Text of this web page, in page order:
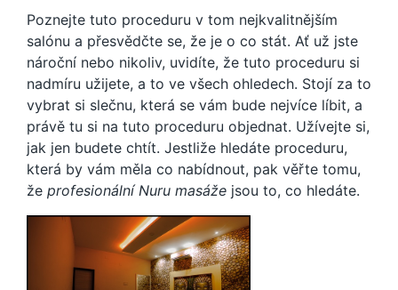
Poznejte tuto proceduru v tom nejkvalitnějším
salónu a přesvědčte se, že je o co stát. Ať už jste
nároční nebo nikoliv, uvidíte, že tuto proceduru si
nadmíru užijete, a to ve všech ohledech. Stojí za to
vybrat si slečnu, která se vám bude nejvíce líbit, a
právě tu si na tuto proceduru objednat. Užívejte si,
jak jen budete chtít. Jestliže hledáte proceduru,
která by vám měla co nabídnout, pak věřte tomu,
že profesionální Nuru masáže jsou to, co hledáte.